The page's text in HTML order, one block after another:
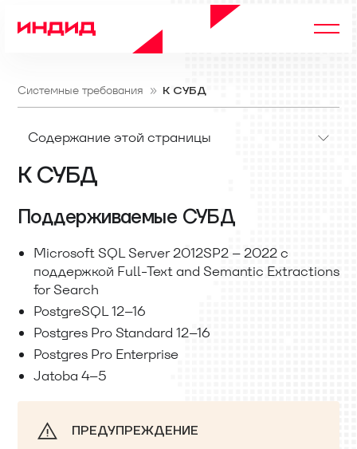
Системные требования К СУБД
Содержание этой страницы
К СУБД
Поддерживаемые СУБД
Microsoft SQL Server 2012SP2 – 2022 с
поддержкой Full-Text and Semantic Extractions
for Search
PostgreSQL 12–16
Postgres Pro Standard 12–16
Postgres Pro Enterprise
Jatoba 4–5
ПРЕДУПРЕЖДЕНИЕ